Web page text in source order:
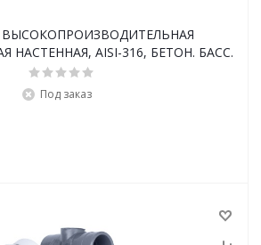
НАСТЕННАЯ, AISI-316, БЕТОН. БАСС.
Под заказ